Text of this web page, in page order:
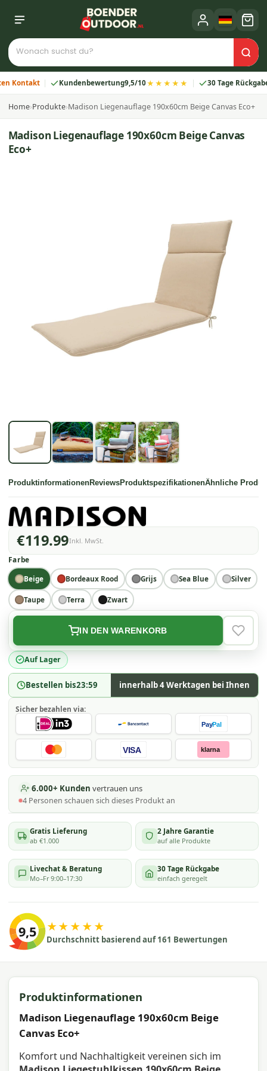
Kundenbewertung9,5/10★★★★★ 30 Tage Rückgabe
Home›Produkte›Madison Liegenauflage 190x60cm Beige Canvas Eco+
Madison Liegenauflage 190x60cm Beige Canvas
Eco+
ProduktinformationenReviewsProduktspezifikationenÄhnliche
€119.99Inkl. MwSt.
Auf Lager
Bestellen bis23:59 innerhalb 4 Werktagen bei Ihnen
Farbe
Beige Bordeaux Rood Grijs Sea Blue Silver
Taupe Terra Zwart
IN DEN WARENKORB
Sicher bezahlen via:
PayPal
VISA klarna
6.000+ Kunden vertrauen uns
4 Personen schauen sich dieses Produkt an
Gratis Lieferung
ab €1.000
2 Jahre Garantie
auf alle Produkte
Livechat & Beratung
Mo–Fr 9:00–17:30
30 Tage Rückgabe
einfach geregelt
9,5 ★★★★★
Durchschnitt basierend auf 161 Bewertungen
Produktinformationen
Madison Liegenauflage 190x60cm Beige
Canvas Eco+
Komfort und Nachhaltigkeit vereinen sich im